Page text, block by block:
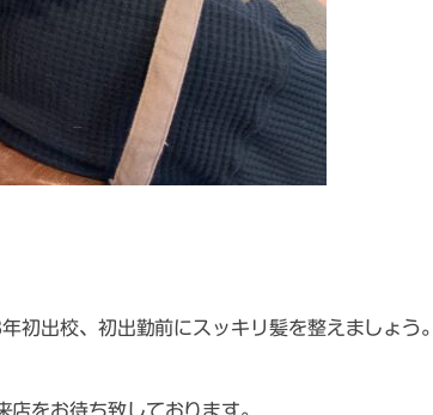
初出校、初出勤前にスッキリ髪を整えましょう。
店をお待ち致しております。